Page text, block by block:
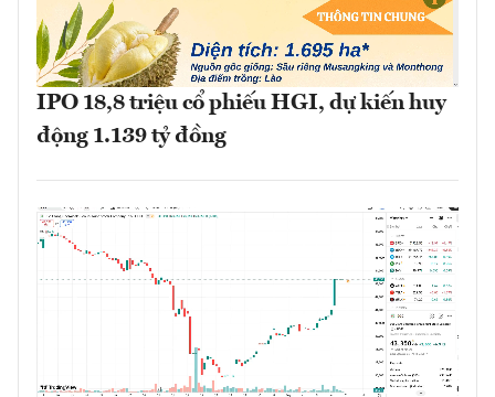
IPO 18,8 triệu cổ phiếu HGI, dự kiến huy
động 1.139 tỷ đồng